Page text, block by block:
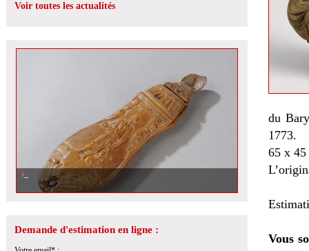
Voir toutes les actualités
Demande d'estimation en ligne :
du
1773.
65 x
Vous